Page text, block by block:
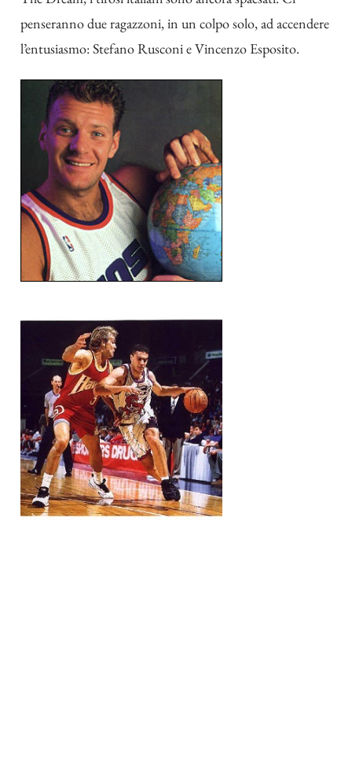
penseranno due ragazzoni, in un colpo solo, ad accendere
l’entusiasmo: Stefano Rusconi e Vincenzo Esposito.